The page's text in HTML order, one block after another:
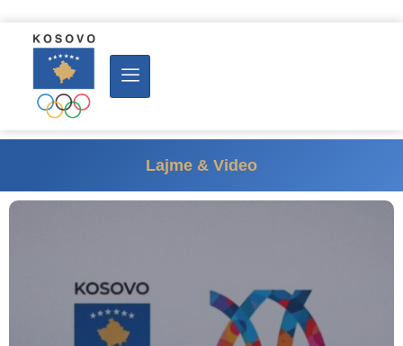
Lajme & Video